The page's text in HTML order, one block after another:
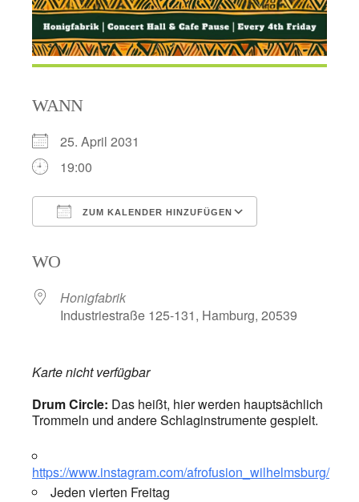
WANN
25. April 2031
19:00
ZUM KALENDER HINZUFÜGEN
WO
Honigfabrik
Industriestraße 125-131, Hamburg, 20539
Karte nicht verfügbar
Drum Circle: Das heißt, hier werden hauptsächlich
Trommeln und andere Schlaginstrumente gespielt.
https://www.instagram.com/afrofusion_wilhelmsburg/
Jeden vierten Freitag